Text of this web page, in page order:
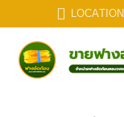
to
content
LOCATION